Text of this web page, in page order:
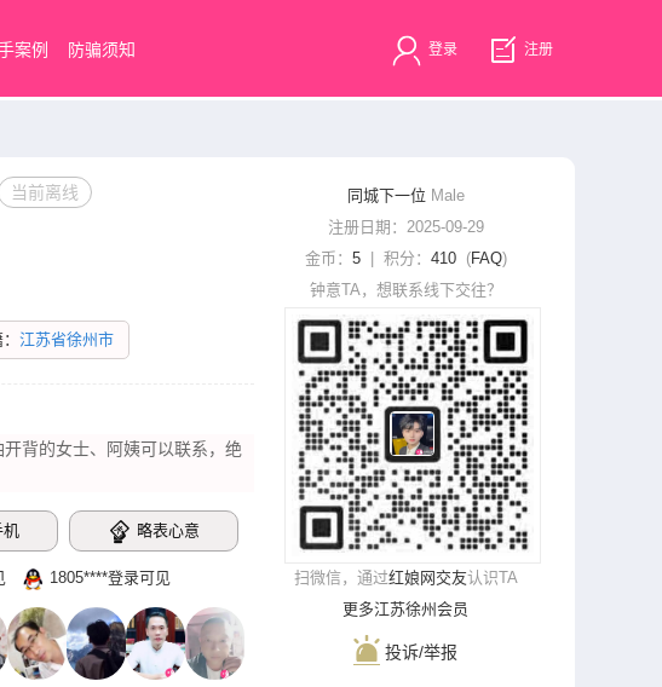
案例 防骗须知 登录 注册
当前离线
江苏省徐州市
背的女士、阿姨可以联系，绝
机 略表心意
1805‌****‌登录可见
同城下一位 Male
注册日期：2025-09-29
金币： 5| 积分： 410(FAQ)
钟意TA，想联系线下交往？
扫微信，通过红娘网交友认识TA
更多江苏徐州会员
投诉/举报